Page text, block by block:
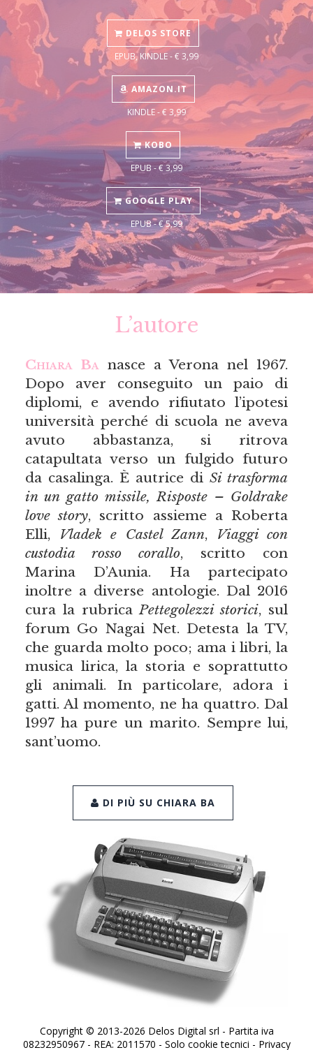
DELOS STORE
EPUB, KINDLE - € 3,99
AMAZON.IT
KINDLE - € 3,99
KOBO
EPUB - € 3,99
GOOGLE PLAY
EPUB - € 5,99
L’autore
Chiara Banasce a Verona nel 1967.
Dopo aver conseguito un paio di
diplomi, e avendo rifiutato l’ipotesi
università perché di scuola ne aveva
avuto abbastanza, si ritrova
catapultata verso un fulgido futuro
da casalinga. È autrice diSi trasforma
in un gatto missile, Risposte – Goldrake
love story, scritto assieme a Roberta
Elli, Vladek e Castel Zann, Viaggi con
custodia rosso corallo, scritto con
Marina D’Aunia. Ha partecipato
inoltre a diverse antologie. Dal 2016
cura la rubricaPettegolezzi storici, sul
forum Go Nagai Net. Detesta la TV,
che guarda molto poco; ama i libri, la
musica lirica, la storia e soprattutto
gli animali. In particolare, adora i
gatti. Al momento, ne ha quattro. Dal
1997 ha pure un marito. Sempre lui,
sant’uomo.
DI PIÙ SU CHIARA BA
Copyright © 2013-2026 Delos Digital srl - Partita iva
08232950967 - REA: 2011570 - Solo cookie tecnici - Privacy